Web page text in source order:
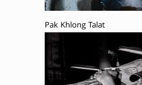
Pak Khlong Talat